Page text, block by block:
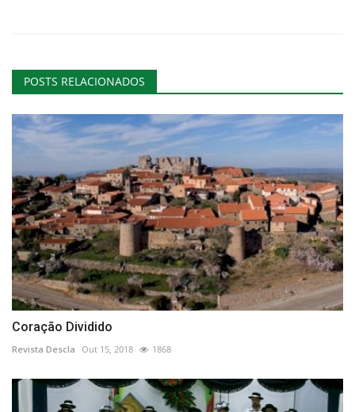
POSTS RELACIONADOS
Coração Dividido
Revista Descla Out 15, 2018 1868